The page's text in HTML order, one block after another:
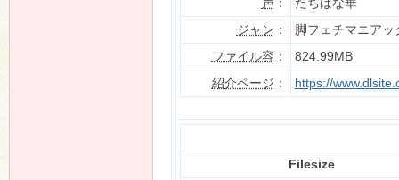
ジャン ：
脚フェチマニア
ファイル容 ：
824.99MB
紹介ページ ： https://
Filesize